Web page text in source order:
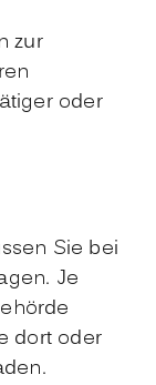
zur
oder
Sie bei
Je
dort oder